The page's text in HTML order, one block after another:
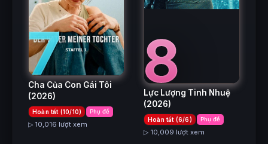
7
Cha Của Con Gái Tôi
(2026)
Hoàn tất (10/10) Phụ đề
▷ 10,016 lượt xem
8
Lực Lượng Tinh Nhuệ
(2026)
Hoàn tất (6/6) Phụ đề
▷ 10,009 lượt xem